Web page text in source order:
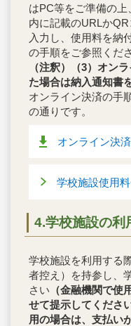
はPC等をご準備の
内に記載のURLか
入力し、使用料を納
の手順をご参照くだ
（注釈）（3）オン
た場合は納入通知書
オンライン決済の手
の通りです。
オンライン決
学校施設使用
4.学校施設の利
学校施設を利用する
者控え）を持参し、
さい （金融機関で使
せて提示してくださ
用の場合は、支払い